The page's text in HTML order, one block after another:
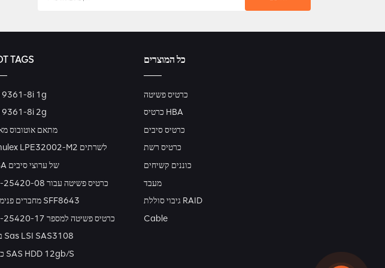
TAGS
9361-8i 1g
9361-8i 2g
מתאם אוטובוס
Emulex LPE32002-M2 לשרתים
HBA של ערוצי סיבים
כרטיס פשיטה עבור 05-25420-08
מחברים פנימיים SFF8643
כרטיס פשיטה למספר 05-25420-17
בקר Sas LSI SAS3108
כונני SAS HDD 12gb/s
כל המוצרים
כרטיס פשיטה
כרטיס HBA
כרטיס סיבים
כרטיס רשת
כוננים קשיחים
מעבד
גיבוי סוללת RAID
Cable